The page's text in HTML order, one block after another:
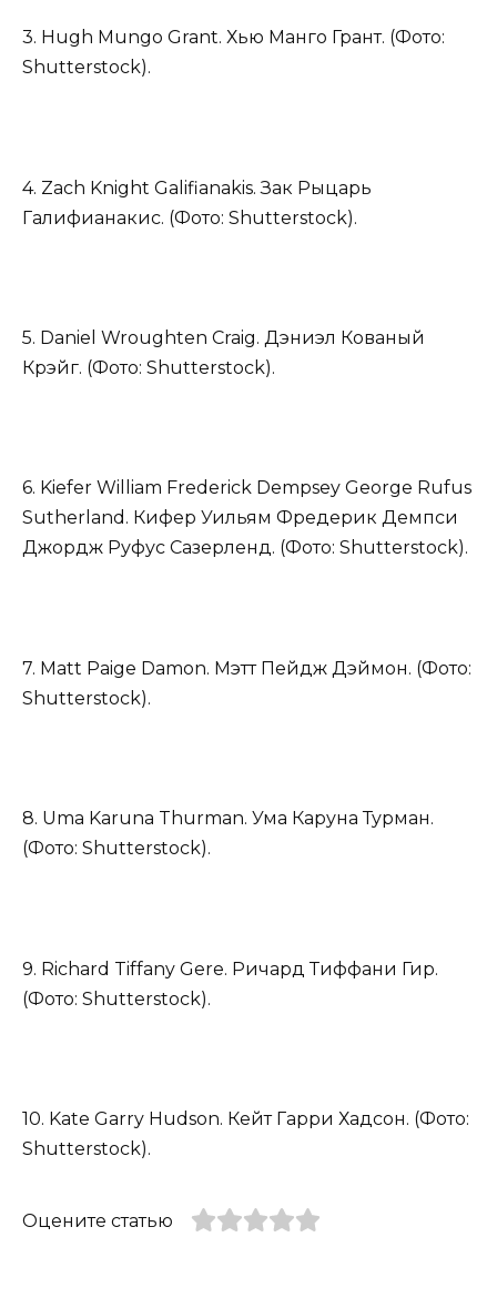
3. Hugh Mungo Grant. Хью Манго Грант. (Фото:
Shutterstock).
4. Zach Knight Galifianakis. Зак Рыцарь
Галифианакис. (Фото: Shutterstock).
5. Daniel Wroughten Craig. Дэниэл Кованый
Крэйг. (Фото: Shutterstock).
6. Kiefer William Frederick Dempsey George Rufus
Sutherland. Кифер Уильям Фредерик Демпси
Джордж Руфус Сазерленд. (Фото: Shutterstock).
7. Matt Paige Damon. Мэтт Пейдж Дэймон. (Фото:
Shutterstock).
8. Uma Karuna Thurman. Ума Каруна Турман.
(Фото: Shutterstock).
9. Richard Tiffany Gere. Ричард Тиффани Гир.
(Фото: Shutterstock).
10. Kate Garry Hudson. Кейт Гарри Хадсон. (Фото:
Shutterstock).
Оцените статью